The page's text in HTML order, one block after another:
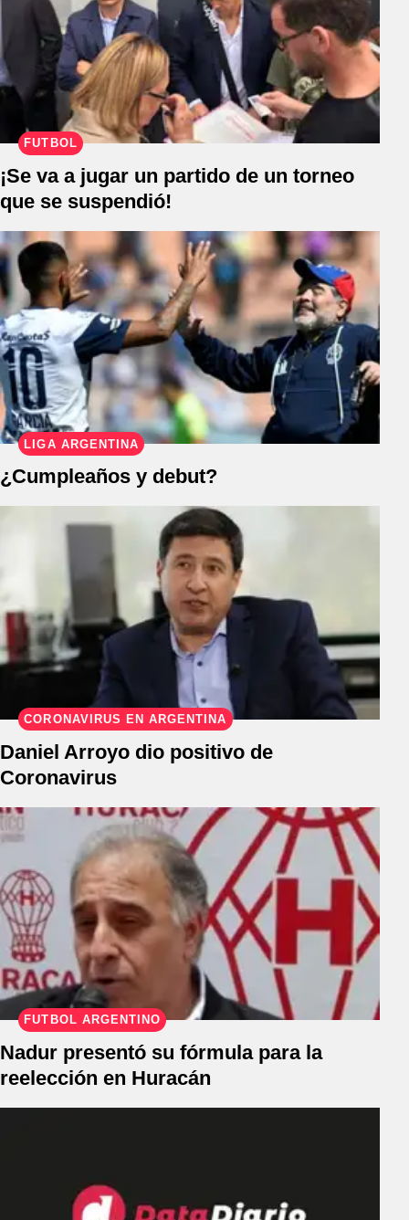
FÚTBOL
¡Se va a jugar un partido de un torneo
que se suspendió!
LIGA ARGENTINA
¿Cumpleaños y debut?
CORONAVIRUS EN ARGENTINA
Daniel Arroyo dio positivo de
Coronavirus
FÚTBOL ARGENTINO
Nadur presentó su fórmula para la
reelección en Huracán